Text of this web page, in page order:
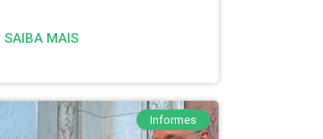
SAIBA MAIS
Informes